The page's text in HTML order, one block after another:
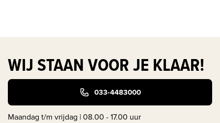
WIJ STAAN VOOR JE KLAAR!
033-4483000
Maandag t/m vrijdag | 08.00 - 17.00 uur